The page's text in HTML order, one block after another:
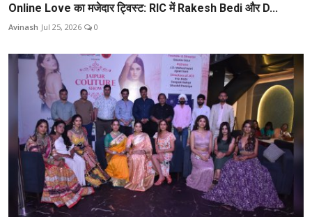
Online Love का मजेदार ट्विस्ट: RIC में Rakesh Bedi और D...
Avinash Jul 25, 2026 0